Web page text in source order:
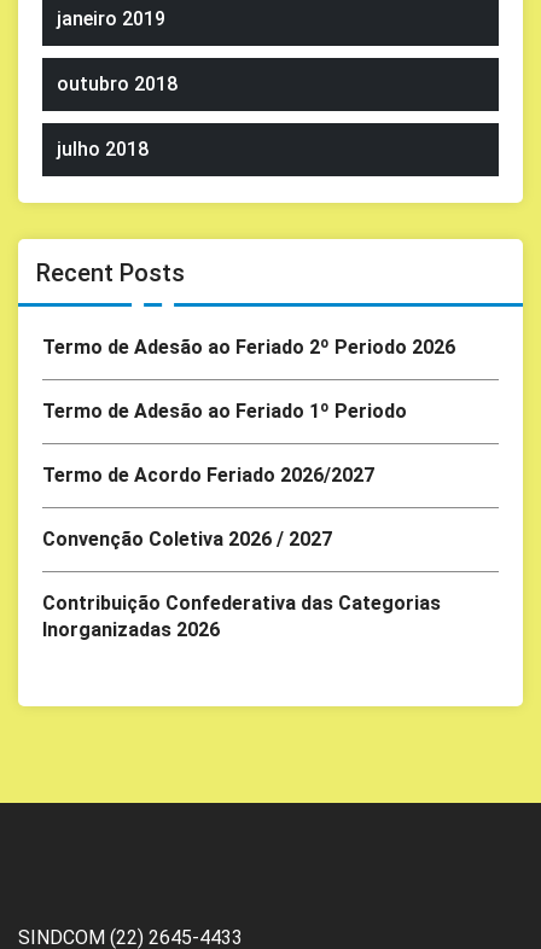
janeiro 2019
outubro 2018
julho 2018
Recent Posts
Termo de Adesão ao Feriado 2º Periodo 2026
Termo de Adesão ao Feriado 1º Periodo
Termo de Acordo Feriado 2026/2027
Convenção Coletiva 2026 / 2027
Contribuição Confederativa das Categorias
Inorganizadas 2026
SINDCOM (22) 2645-4433